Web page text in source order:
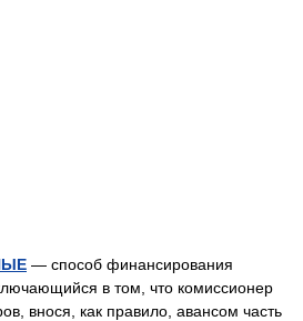
— способ финансирования
в том, что комиссионер
внося, как правило, авансом часть